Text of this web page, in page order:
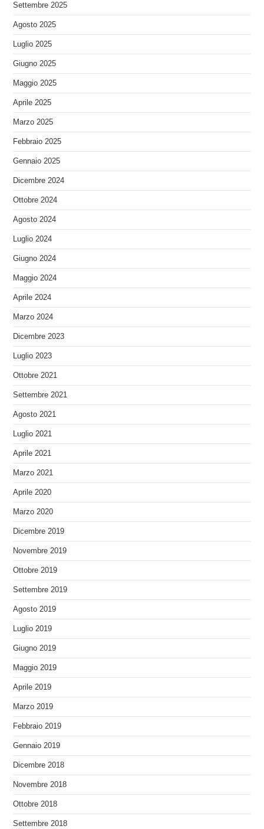
Settembre 2025
Agosto 2025
Luglio 2025
Giugno 2025
Maggio 2025
Aprile 2025
Marzo 2025
Febbraio 2025
Gennaio 2025
Dicembre 2024
Ottobre 2024
Agosto 2024
Luglio 2024
Giugno 2024
Maggio 2024
Aprile 2024
Marzo 2024
Dicembre 2023
Luglio 2023
Ottobre 2021
Settembre 2021
Agosto 2021
Luglio 2021
Aprile 2021
Marzo 2021
Aprile 2020
Marzo 2020
Dicembre 2019
Novembre 2019
Ottobre 2019
Settembre 2019
Agosto 2019
Luglio 2019
Giugno 2019
Maggio 2019
Aprile 2019
Marzo 2019
Febbraio 2019
Gennaio 2019
Dicembre 2018
Novembre 2018
Ottobre 2018
Settembre 2018